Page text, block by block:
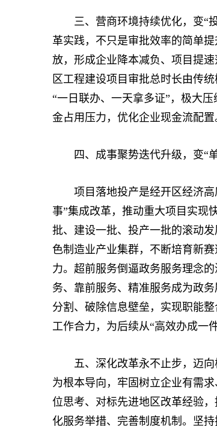
三、营商环境持续优化，变“投
革实践，不只是审批效率的简单
放，形成企业降本减负、项目提
区工程建设项目审批总时长由传
“一日联办、一天拿多证”，极大
金占用压力，优化企业现金流配置
四、成事聚势迭代升级，变“单
项目落地投产是经开区经济高
事”集成改革，推动重大项目实现
批、建设一批、投产一批的滚动
色制造业产业集群，不断培育新
力。超前服务倒逼政务服务理念
务、靠前服务、精准服务成为政
分割、破除信息壁垒，实现职能
工作合力，为后续从“高效办成一
五、深化改革永不止步，迈向
为根本导向，牢固树立企业有需
位思考、对标先进地区改革经验
化服务举措、完善制度机制。坚